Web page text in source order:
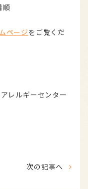
順
ページをご覧くだ
レルギーセンター
次の記事へ